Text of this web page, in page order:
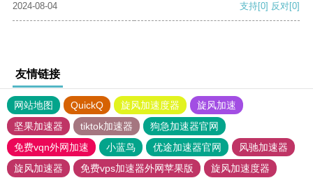
2024-08-04 支持[0] 反对[0]
友情链接
网站地图 QuickQ 旋风加速度器
旋风加速
坚果加速器
tiktok加速器
狗急加速器官网
免费vqn外网加速
小蓝鸟 优途加速器官网
风驰加速器
旋风加速器
免费vps加速器外网苹果版 旋风加速度器